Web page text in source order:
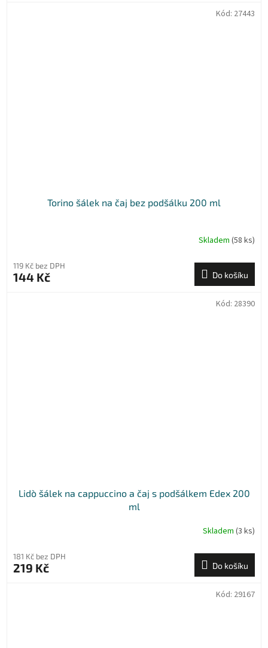
Torino šálek na čaj bez podšálku 200 ml
Skladem (58 ks)
119 Kč bez DPH
144 Kč Do košíku
Kód: 27443
Lidò šálek na cappuccino a čaj s podšálkem Edex 200
ml
Skladem (3 ks)
181 Kč bez DPH
219 Kč Do košíku
Kód: 28390
Kód: 29167